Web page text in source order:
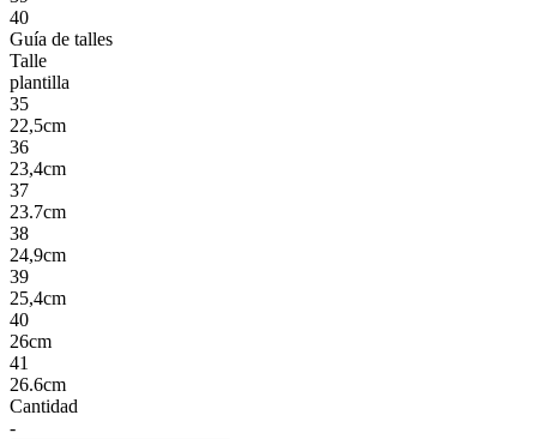
40
Guía de talles
Talle
plantilla
35
22,5cm
36
23,4cm
37
23.7cm
38
24,9cm
39
25,4cm
40
26cm
41
26.6cm
Cantidad
-